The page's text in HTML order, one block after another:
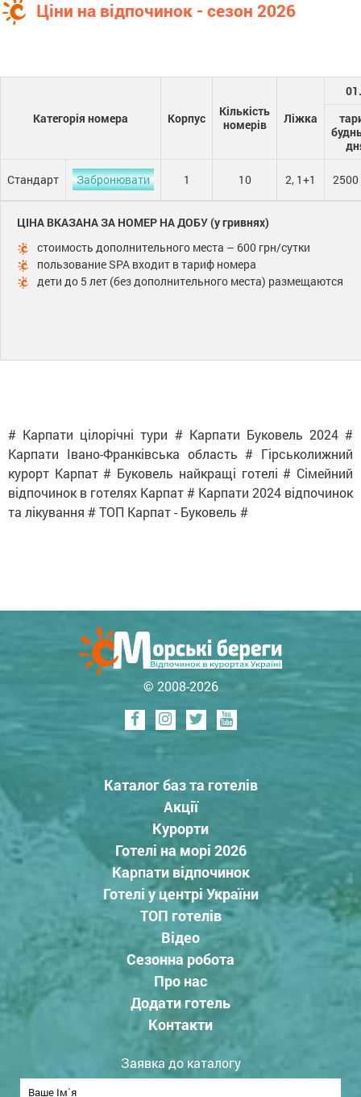
Ціни на відпочинок - сезон 2026
Категорія номера Корпус
Кількість
номерів
Ліжка
Стандарт Забронювати 1 10 2, 1+1 2500
ЦІНА ВКАЗАНА ЗА НОМЕР НА ДОБУ (у гривнях)
стоимость дополнительного места – 600 грн/сутки
пользование SPA входит в тариф номера
дети до 5 лет (без дополнительного места) размещаются
# Карпати цілорічні тури # Карпати Буковель 2024 #
Карпати Івано-Франківська область # Гірськолижний
курорт Карпат # Буковель найкращі готелі # Сімейний
відпочинок в готелях Карпат # Карпати 2024 відпочинок
та лікування # ТОП Карпат - Буковель #
© 2008-2026
Каталог баз та готелів
Акції
Курорти
Готелі на морі 2026
Карпати відпочинок
Готелі у центрі України
ТОП готелів
Відео
Сезонна робота
Про нас
Додати готель
Контакти
Заявка до каталогу